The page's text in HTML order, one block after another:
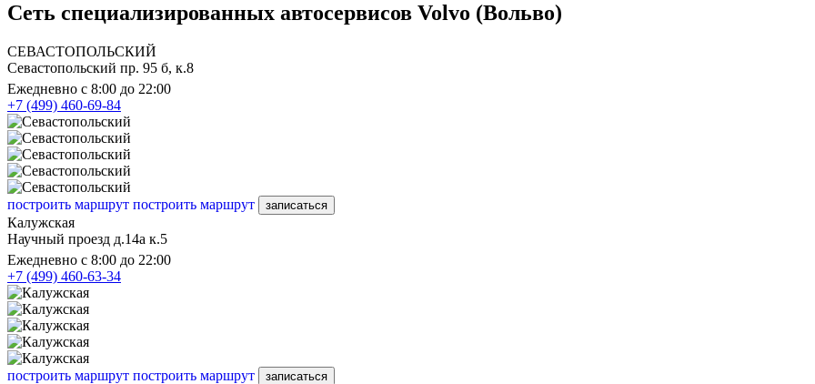
Сеть специализированных автосервисов Volvo (Вольво)
СЕВАСТОПОЛЬСКИЙ
Севастопольский пр. 95 б, к.8
Ежедневно с 8:00 до 22:00
+7 (499) 460-69-84
построить маршрут построить маршрут записаться
Калужская
Научный проезд д.14а к.5
Ежедневно с 8:00 до 22:00
+7 (499) 460-63-34
построить маршрут построить маршрут записаться